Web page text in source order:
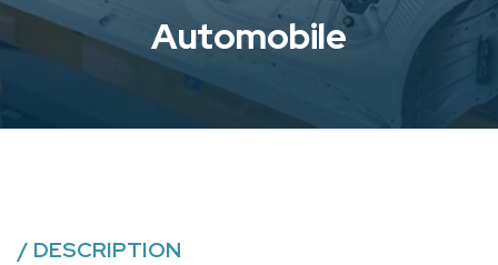
Automobile
/ DESCRIPTION